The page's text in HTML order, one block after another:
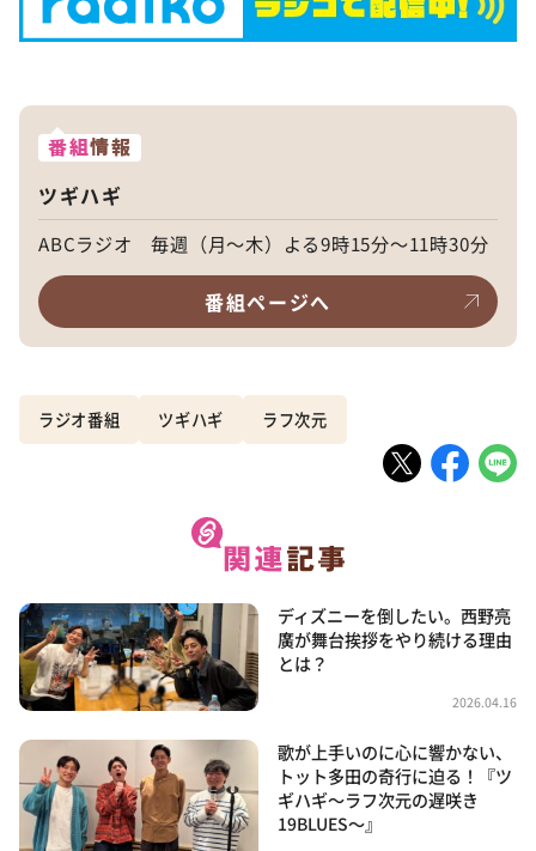
番組情報
ツギハギ
ABCラジオ 毎週（月～木）よる9時15分～11時30分
番組ページへ
ラジオ番組 ツギハギ ラフ次元
ディズニーを倒したい。西野亮
廣が舞台挨拶をやり続ける理由
とは？
2026.04.16
歌が上手いのに心に響かない、
トット多田の奇行に迫る！『ツ
ギハギ～ラフ次元の遅咲き
19BLUES～』